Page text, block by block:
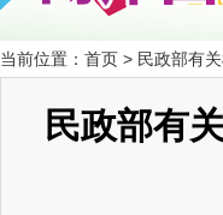
当前位置： 首页 > 民政部有
民政部有